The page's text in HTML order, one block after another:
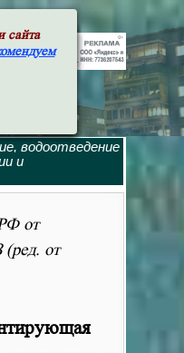
водоотведение
и
от
от
сайта